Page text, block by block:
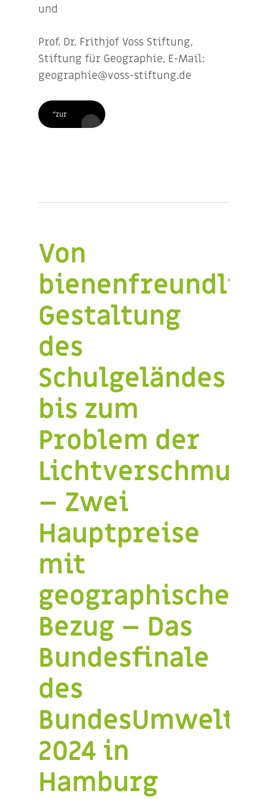
und
Prof. Dr. Frithjof Voss Stiftung,
Stiftung für Geographie, E-Mail:
geographie@voss-stiftung.de
“zur
Von
Gestaltung
des
Schulgeländes
bis zum
Problem der
– Zwei
Hauptpreise
mit
geographischem
Bezug – Das
Bundesfinale
des
2024 in
Hamburg